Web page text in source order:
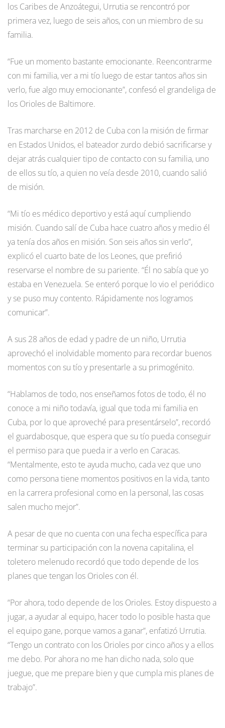
los Caribes de Anzoátegui, Urrutia se rencontró por
primera vez, luego de seis años, con un miembro de su
familia.
“Fue un momento bastante emocionante. Reencontrarme
con mi familia, ver a mi tío luego de estar tantos años sin
verlo, fue algo muy emocionante”, confesó el grandeliga de
los Orioles de Baltimore.
Tras marcharse en 2012 de Cuba con la misión de firmar
en Estados Unidos, el bateador zurdo debió sacrificarse y
dejar atrás cualquier tipo de contacto con su familia, uno
de ellos su tío, a quien no veía desde 2010, cuando salió
de misión.
“Mi tío es médico deportivo y está aquí cumpliendo
misión. Cuando salí de Cuba hace cuatro años y medio él
ya tenía dos años en misión. Son seis años sin verlo”,
explicó el cuarto bate de los Leones, que prefirió
reservarse el nombre de su pariente. “Él no sabía que yo
estaba en Venezuela. Se enteró porque lo vio el periódico
y se puso muy contento. Rápidamente nos logramos
comunicar”.
A sus 28 años de edad y padre de un niño, Urrutia
aprovechó el inolvidable momento para recordar buenos
momentos con su tío y presentarle a su primogénito.
“Hablamos de todo, nos enseñamos fotos de todo, él no
conoce a mi niño todavía, igual que toda mi familia en
Cuba, por lo que aproveché para presentárselo”, recordó
el guardabosque, que espera que su tío pueda conseguir
el permiso para que pueda ir a verlo en Caracas.
“Mentalmente, esto te ayuda mucho, cada vez que uno
como persona tiene momentos positivos en la vida, tanto
en la carrera profesional como en la personal, las cosas
salen mucho mejor”.
A pesar de que no cuenta con una fecha específica para
terminar su participación con la novena capitalina, el
toletero melenudo recordó que todo depende de los
planes que tengan los Orioles con él.
“Por ahora, todo depende de los Orioles. Estoy dispuesto a
jugar, a ayudar al equipo, hacer todo lo posible hasta que
el equipo gane, porque vamos a ganar”, enfatizó Urrutia.
“Tengo un contrato con los Orioles por cinco años y a ellos
me debo. Por ahora no me han dicho nada, solo que
juegue, que me prepare bien y que cumpla mis planes de
trabajo”.